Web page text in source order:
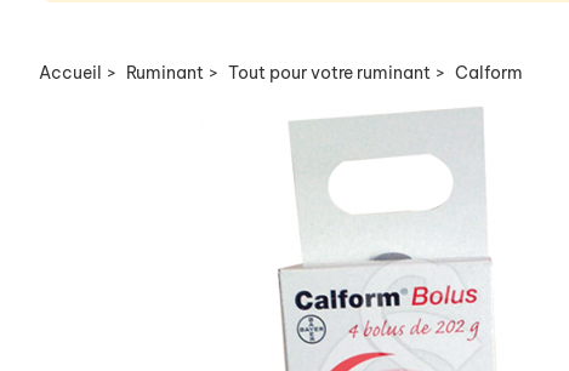
Accueil > Ruminant > Tout pour votre ruminant > Calform